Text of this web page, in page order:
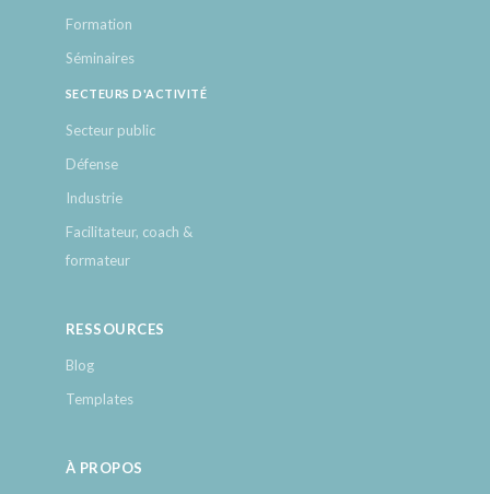
Formation
Séminaires
SECTEURS D'ACTIVITÉ
Secteur public
Défense
Industrie
Facilitateur, coach &
formateur
RESSOURCES
Blog
Templates
À PROPOS